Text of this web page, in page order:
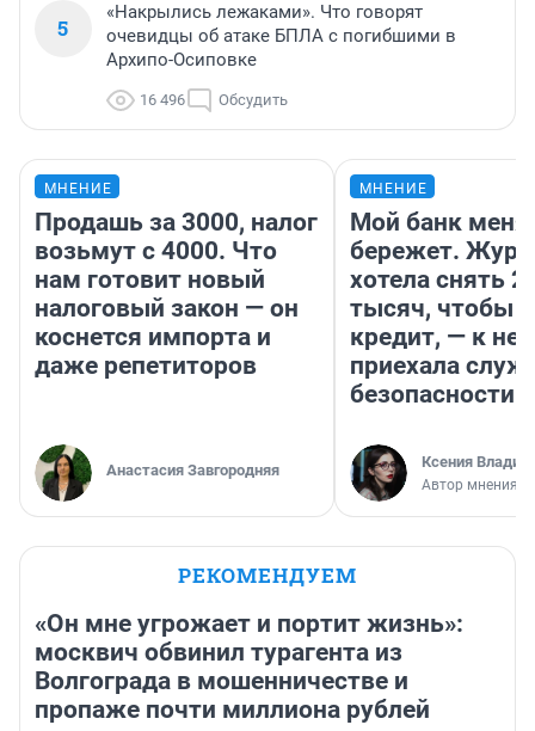
5
«Накрылись лежаками». Что говорят
очевидцы об атаке БПЛА с погибшими в
Архипо-Осиповке
16 496 Обсудить
МНЕНИЕ
Продашь за 3000, налог
возьмут с 4000. Что
нам готовит новый
налоговый закон — он
коснется импорта и
даже репетиторов
Анастасия Завгородняя
МНЕНИЕ
Мой банк меня
бережет.
хотела снять
тысяч, чтобы
кредит, — к
приехала
безопасности
Ксения
Автор мнения
РЕКОМЕНДУЕМ
«Он мне угрожает и портит жизнь»:
москвич обвинил турагента из
Волгограда в мошенничестве и
пропаже почти миллиона рублей